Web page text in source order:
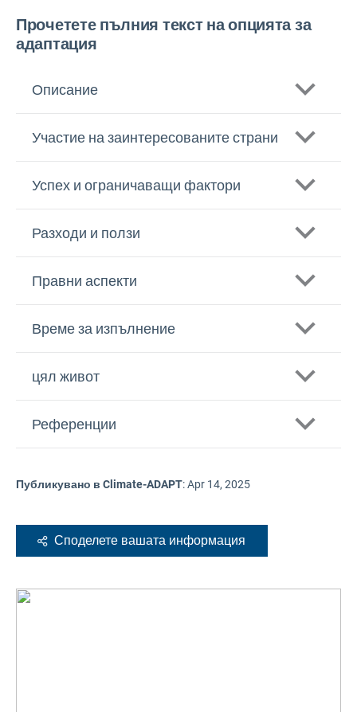
Прочетете пълния текст на опцията за
адаптация
Описание
Участие на заинтересованите страни
Успех и ограничаващи фактори
Разходи и ползи
Правни аспекти
Време за изпълнение
цял живот
Референции
Публикувано в Climate-ADAPT:Apr 14, 2025
Споделете вашата информация